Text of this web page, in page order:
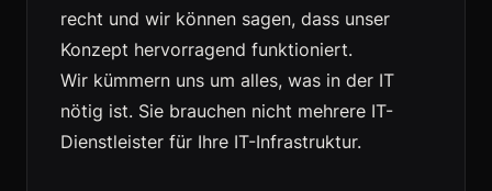
recht und wir können sagen, dass unser
Konzept hervorragend funktioniert.
Wir kümmern uns um alles, was in der IT
nötig ist. Sie brauchen nicht mehrere IT-
Dienstleister für Ihre IT-Infrastruktur.